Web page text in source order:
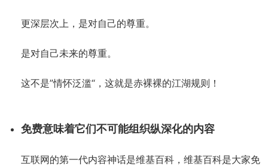
更深层次上，是对自己的尊重。
是对自己未来的尊重。
这不是”情怀泛滥“，这就是赤裸裸的江湖规则！
免费意味着它们不可能组织纵深化的内容
互联网的第一代内容神话是维基百科，维基百科是大家免